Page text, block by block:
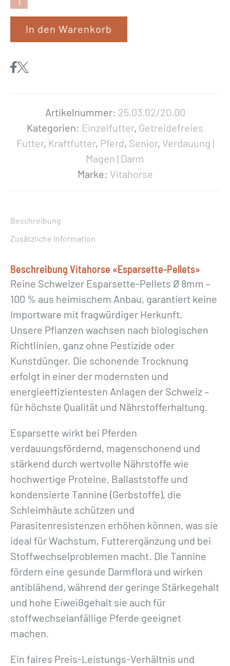
i
h
r
t
t
e
-
P
e
l
t
»
M
e
n
g
e
In den Warenkorb
Artikelnummer: 25.03.02/20.00
Kategorien: Einzelfutter, Getreidefreies
Futter, Kraftfutter, Pferd, Senior, Verdauung |
Magen | Darm
Marke: Vitahorse
Beschreibung
Zusätzliche Information
Beschreibung Vitahorse «Esparsette-Pellets»
Reine Schweizer Esparsette-Pellets Ø 8mm –
100 % aus heimischem Anbau, garantiert keine
Importware mit fragwürdiger Herkunft.
Unsere Pflanzen wachsen nach biologischen
Richtlinien, ganz ohne Pestizide oder
Kunstdünger. Die schonende Trocknung
erfolgt in einer der modernsten und
energieeffizientesten Anlagen der Schweiz –
für höchste Qualität und Nährstofferhaltung.
Esparsette wirkt bei Pferden
verdauungsfördernd, magenschonend und
stärkend durch wertvolle Nährstoffe wie
hochwertige Proteine, Ballaststoffe und
kondensierte Tannine (Gerbstoffe), die
Schleimhäute schützen und
Parasitenresistenzen erhöhen können, was sie
ideal für Wachstum, Futterergänzung und bei
Stoffwechselproblemen macht. Die Tannine
fördern eine gesunde Darmflora und wirken
antiblähend, während der geringe Stärkegehalt
und hohe Eiweißgehalt sie auch für
stoffwechselanfällige Pferde geeignet
machen.
Ein faires Preis-Leistungs-Verhältnis und